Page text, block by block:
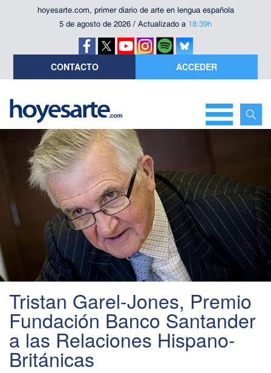
hoyesarte.com, primer diario de arte en lengua española
5 de agosto de 2026 / Actualizado a 18:39h
CONTACTO ACCEDER
Tristan Garel-Jones, Premio
Fundación Banco Santander
a las Relaciones Hispano-
Británicas